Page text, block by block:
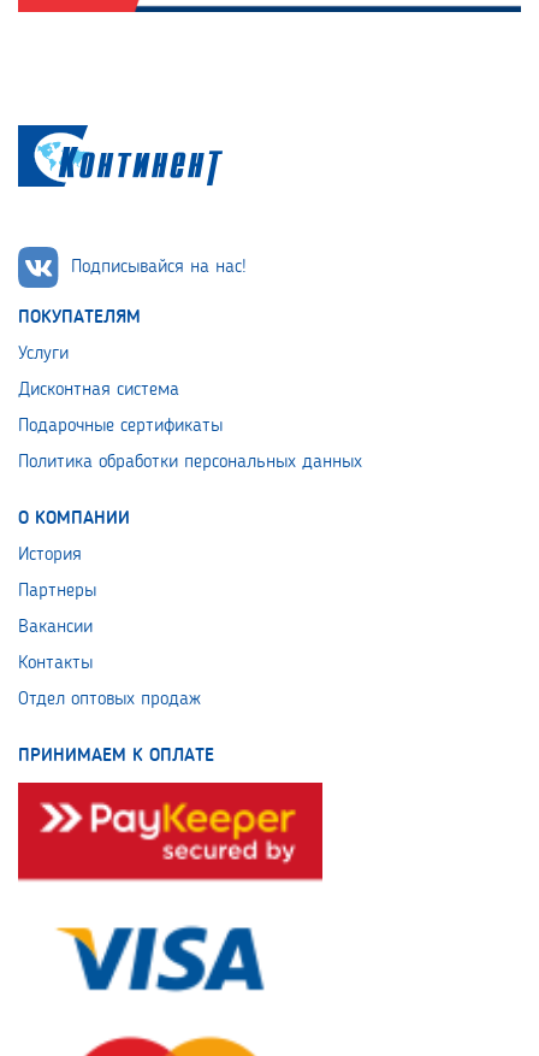
Подписывайся на нас!
ПОКУПАТЕЛЯМ
Услуги
Дисконтная система
Подарочные сертификаты
Политика обработки персональных данных
О КОМПАНИИ
История
Партнеры
Вакансии
Контакты
Отдел оптовых продаж
ПРИНИМАЕМ К ОПЛАТЕ